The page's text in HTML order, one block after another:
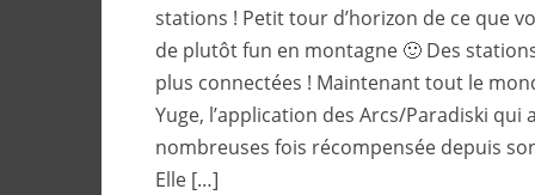
stations ! Petit tour d’horizon de ce que
de plutôt fun en montagne 🙂 Des
plus connectées ! Maintenant tout le
Yuge, l’application des Arcs/Paradiski qui
nombreuses fois récompensée depuis
Elle […]